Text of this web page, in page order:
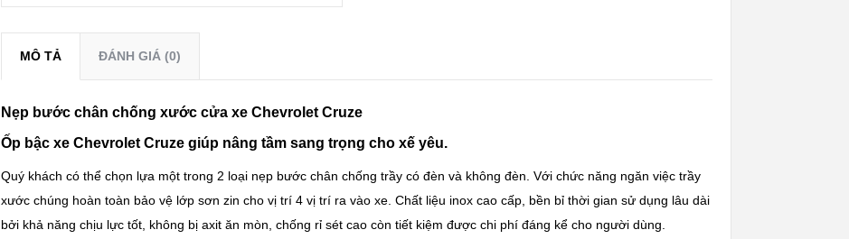
MÔ TẢ ĐÁNH GIÁ (0)
Nẹp bước chân chống xước cửa xe Chevrolet Cruze
Ốp bậc xe Chevrolet Cruze giúp nâng tầm sang trọng cho xế yêu.
Quý khách có thể chọn lựa một trong 2 loại nẹp bước chân chống trầy có đèn và không đèn. Với chức năng ngăn việc trầy
xước chúng hoàn toàn bảo vệ lớp sơn zin cho vị trí 4 vị trí ra vào xe. Chất liệu inox cao cấp, bền bỉ thời gian sử dụng lâu dài
bởi khả năng chịu lực tốt, không bị axit ăn mòn, chống rỉ sét cao còn tiết kiệm được chi phí đáng kể cho người dùng.